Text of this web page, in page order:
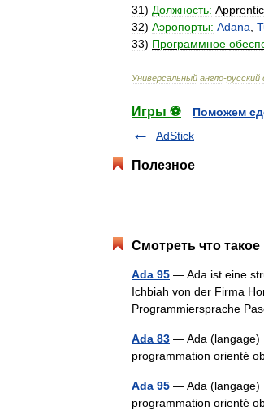
31) Должность:
32) Аэропорты: Adana
33) Программное
Универсальный англо-русский
Игры ⚽
Поможем
AdStick
Полезное
Смотреть что
Ada 95 — Ada ist eine
Ichbiah von der Firma
Programmiersprache
Ada 83 — Ada (langage)
programmation orienté
Ada 95 — Ada (langage)
programmation orienté